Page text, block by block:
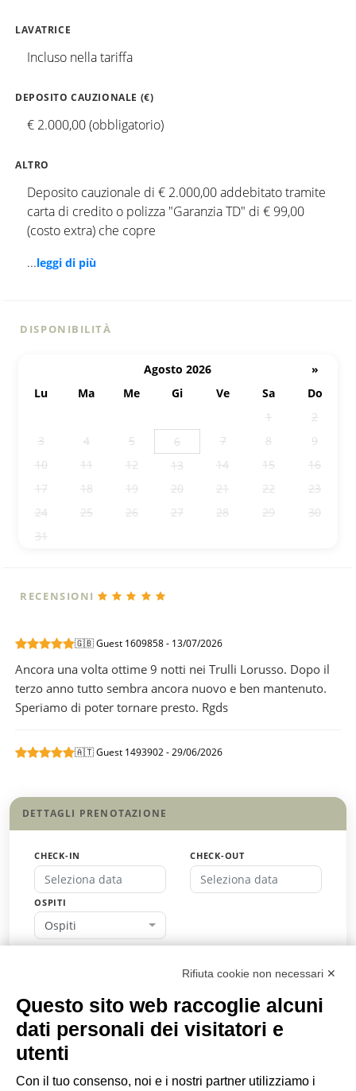
LAVATRICE
Incluso nella tariffa
DEPOSITO CAUZIONALE (€)
€ 2.000,00 (obbligatorio)
ALTRO
Deposito cauzionale di € 2.000,00 addebitato tramite
carta di credito o polizza "Garanzia TD" di € 99,00
(costo extra) che copre
...leggi di più
DISPONIBILITÀ
Agosto 2026
»
Lu
Ma Me Gi Ve Sa
Do
1
2
3
4 5 6 7 8
9
10
11 12 13 14 15
16
17
18 19 20 21 22
23
24
25 26 27 28 29
30
31
RECENSIONI
🇬🇧 Guest 1609858 - 13/07/2026
Ancora una volta ottime 9 notti nei Trulli Lorusso. Dopo il
terzo anno tutto sembra ancora nuovo e ben mantenuto.
Speriamo di poter tornare presto. Rgds
🇦🇹 Guest 1493902 - 29/06/2026
DETTAGLI PRENOTAZIONE
CHECK-IN CHECK-OUT
OSPITI
Ospiti
CODICE SCONTO
PRENOTA
Chiedi un preventivo
Rifiuta cookie non necessari ✕
Questo sito web raccoglie alcuni
dati personali dei visitatori e
utenti
Con il tuo consenso, noi e i nostri partner utilizziamo i